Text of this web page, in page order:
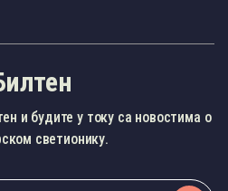
и будите у току са новостима о
светионику.